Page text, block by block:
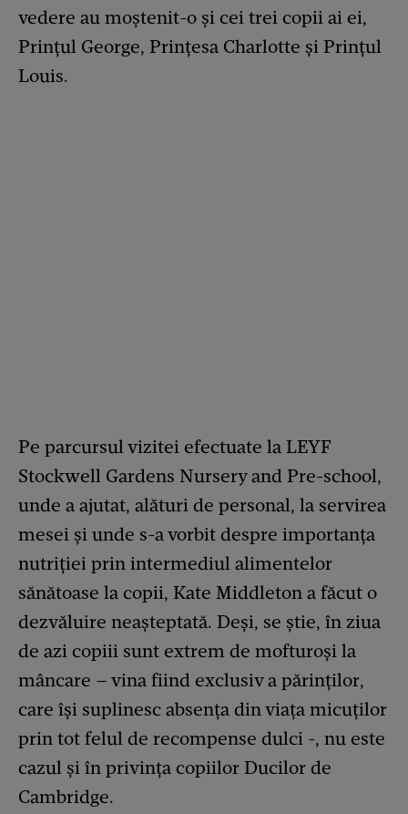
vedere au moștenit-o și cei trei copii ai ei,
Prințul George, Prințesa Charlotte și Prințul
Louis.
Pe parcursul vizitei efectuate la LEYF
Stockwell Gardens Nursery and Pre-school,
unde a ajutat, alături de personal, la servirea
mesei și unde s-a vorbit despre importanța
nutriției prin intermediul alimentelor
sănătoase la copii, Kate Middleton a făcut o
dezvăluire neașteptată. Deși, se știe, în ziua
de azi copiii sunt extrem de mofturoși la
mâncare – vina fiind exclusiv a părinților,
care își suplinesc absența din viața micuților
prin tot felul de recompense dulci -, nu este
cazul și în privința copiilor Ducilor de
Cambridge.